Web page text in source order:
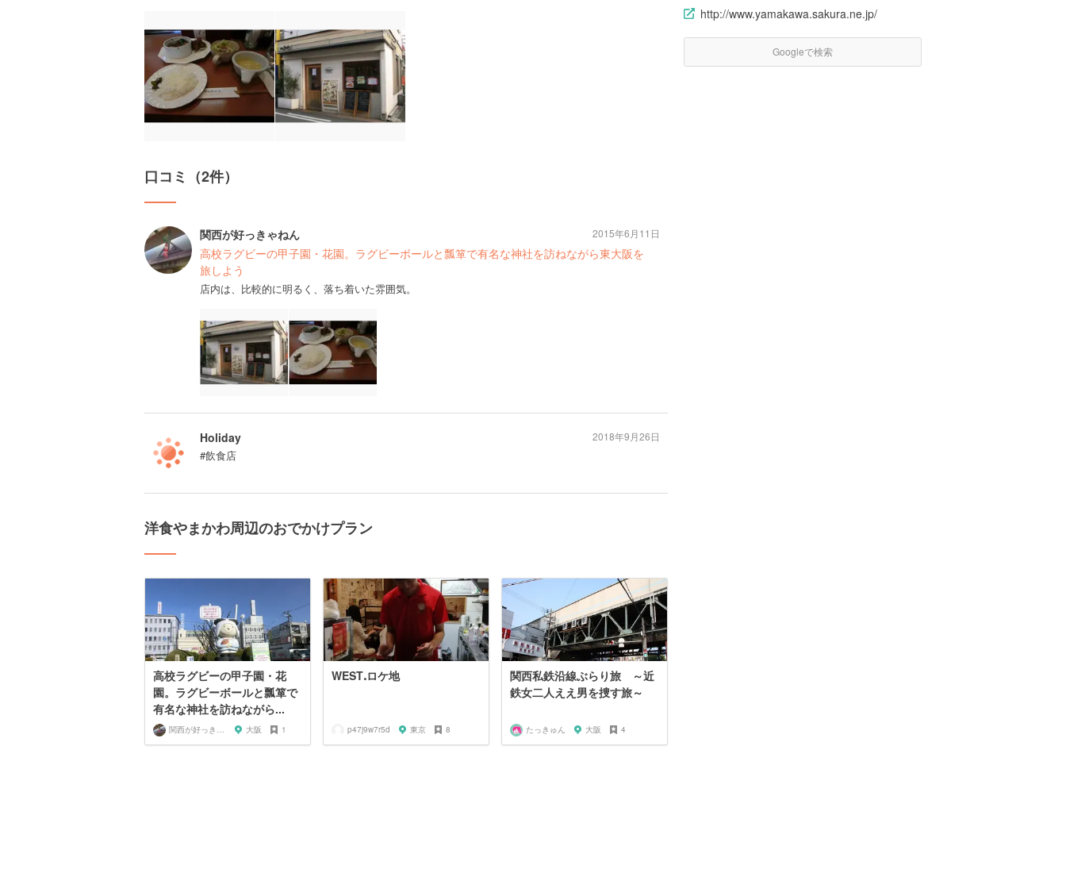
口コミ（2件）
関西が好っきゃねん
高校ラグビーの甲子園・花園。ラグビーボールと瓢箪で有名な神社を訪ねながら東大阪を
旅しよう
店内は、比較的に明るく、落ち着いた雰囲気。
2015年6月11日
Holiday
#飲食店
2018年9月26日
洋食やまかわ周辺のおでかけプラン
高校ラグビーの甲子園・花
園。ラグビーボールと瓢箪で
有名な神社を訪ねながら...
関西が好っきゃねん 大阪 1
WESTꓸロケ地
p47j9w7r5d 東京 8
関西私鉄沿線ぶらり旅 ～近
鉄女二人ええ男を捜す旅～
たっきゅん 大阪 4
http://www.yamakawa.sakura.ne.jp/
Googleで検索